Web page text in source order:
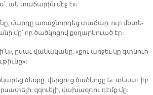
ան տա­ճա­րին մէջ է»։
մար­դը ա­ռաջ­նոր­դեց տա­ճար, ուր մօ­տե­
մը՝ որ ծած­կո­ցով քօ­ղար­կուած էր։
ը­սաւ վա­նա­կա­նը. «քու առ­ջեւ կը գտնուի
ձեռ­քը, վեր­ցուց ծած­կո­ցը եւ տե­սաւ իր
զզուե­լի, վա­խազ­դու դէմք մը։